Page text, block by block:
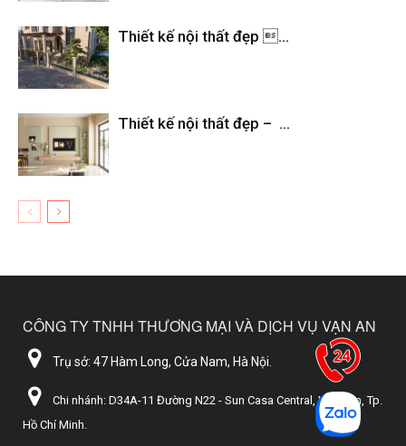
Thiết kế nội thất đẹp ...
Thiết kế nội thất đẹp – ...
CÔNG TY TNHH THƯƠNG MẠI VÀ DỊCH VỤ VẠN AN
Trụ sở: 47 Hàm Long, Cửa Nam, Hà Nội.
Chi nhánh: D34A-11 Đường N22 - Sun Casa Central, Vĩnh Tân, Tp.
Hồ Chí Minh.